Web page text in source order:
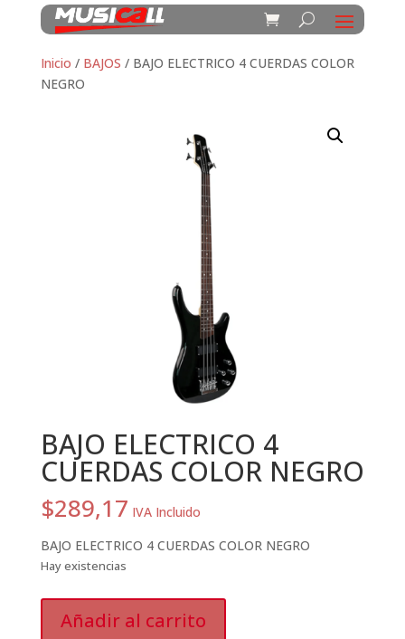
Inicio / BAJOS / BAJO ELECTRICO 4 CUERDAS COLOR
NEGRO
BAJO ELECTRICO 4
CUERDAS COLOR NEGRO
$289,17 IVA Incluido
BAJO ELECTRICO 4 CUERDAS COLOR NEGRO
Hay existencias
ELECTRICO
Añadir al carrito